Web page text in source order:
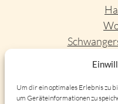
Um dir ein optimales Erlebnis zu
um Geräteinformationen zu